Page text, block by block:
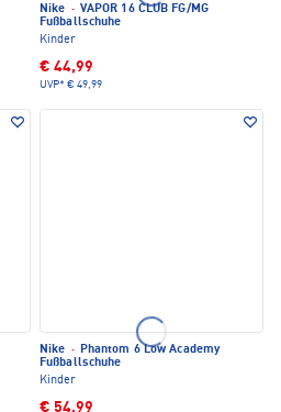
Nike · VAPOR 16 CLUB FG/MG
Fußballschuhe
Kinder
€ 44,99
UVP* € 49,99
Nike · Phantom 6 Low Academy
Fußballschuhe
Kinder
€ 54,99